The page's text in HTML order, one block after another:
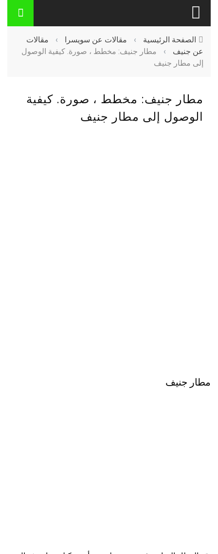
الصفحة الرئيسية › مقالات عن سويسرا ›
مقالات
عن جنيف
›
مطار جنيف: مخطط ، صورة. كيفية الوصول
إلى مطار جنيف
مطار جنيف: مخطط ، صورة. كيفية
الوصول إلى مطار جنيف
مطار جنيف